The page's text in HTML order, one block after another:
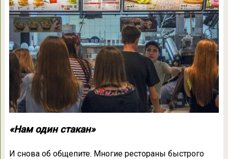
«Нам один стакан»
И снова об общепите. Многие рестораны быстрого